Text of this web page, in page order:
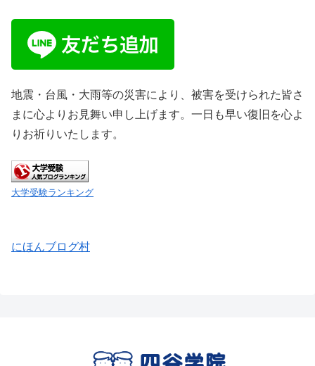
地震・台風・大雨等の災害により、被害を受けられた皆さ
まに心よりお見舞い申し上げます。一日も早い復旧を心よ
りお祈りいたします。
大学受験ランキング
にほんブログ村